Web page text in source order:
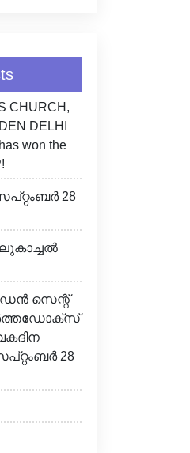
CHURCH,
DELHI
won the
28
സെന്റ്
28